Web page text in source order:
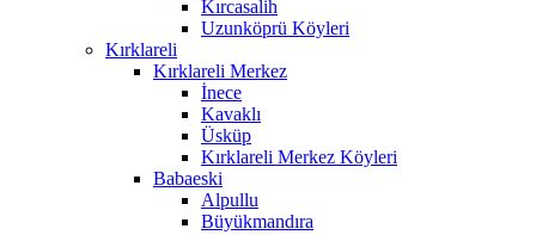
Kırcasalih
Uzunköprü Köyleri
Kırklareli
Kırklareli Merkez
İnece
Kavaklı
Üsküp
Kırklareli Merkez Köyleri
Babaeski
Alpullu
Büyükmandıra